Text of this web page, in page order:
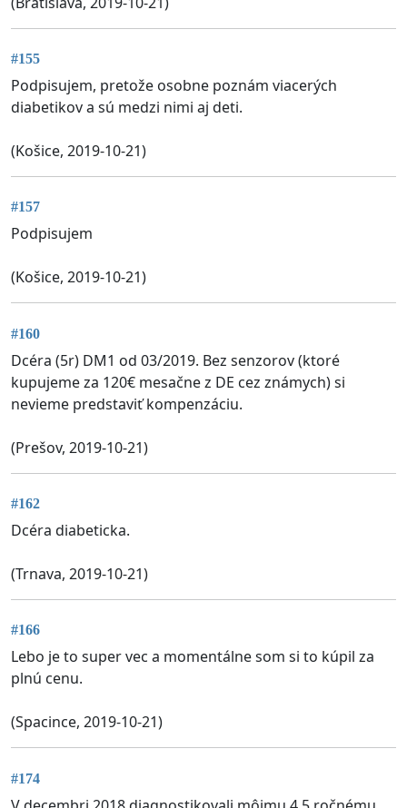
#155
Podpisujem, pretože osobne poznám viacerých
diabetikov a sú medzi nimi aj deti.
(Košice, 2019-10-21)
#157
Podpisujem
(Košice, 2019-10-21)
#160
Dcéra (5r) DM1 od 03/2019. Bez senzorov (ktoré
kupujeme za 120€ mesačne z DE cez známych) si
nevieme predstaviť kompenzáciu.
(Prešov, 2019-10-21)
#162
Dcéra diabeticka.
(Trnava, 2019-10-21)
#166
Lebo je to super vec a momentálne som si to kúpil za
plnú cenu.
(Spacince, 2019-10-21)
#174